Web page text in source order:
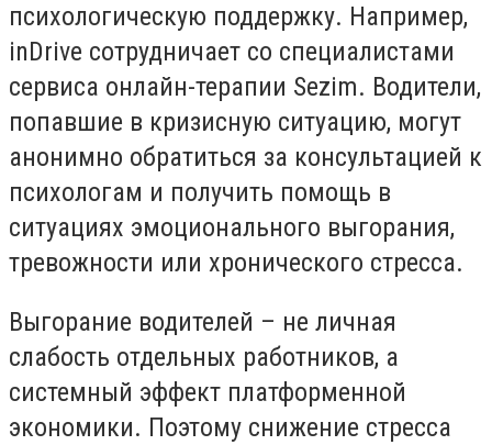
психологическую поддержку. Например,
inDrive сотрудничает со специалистами
сервиса онлайн-терапии Sezim. Водители,
попавшие в кризисную ситуацию, могут
анонимно обратиться за консультацией к
психологам и получить помощь в
ситуациях эмоционального выгорания,
тревожности или хронического стресса.
Выгорание водителей – не личная
слабость отдельных работников, а
системный эффект платформенной
экономики. Поэтому снижение стресса